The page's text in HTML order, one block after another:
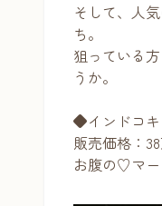
そして、人
ち。
狙っている
うか。
◆インドコ
販売価格：
お腹の♡マー